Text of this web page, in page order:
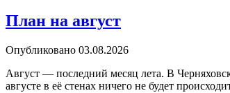
План на август
Опубликовано 03.08.2026
Август — последний месяц лета. В
августе в её стенах ничего не будет